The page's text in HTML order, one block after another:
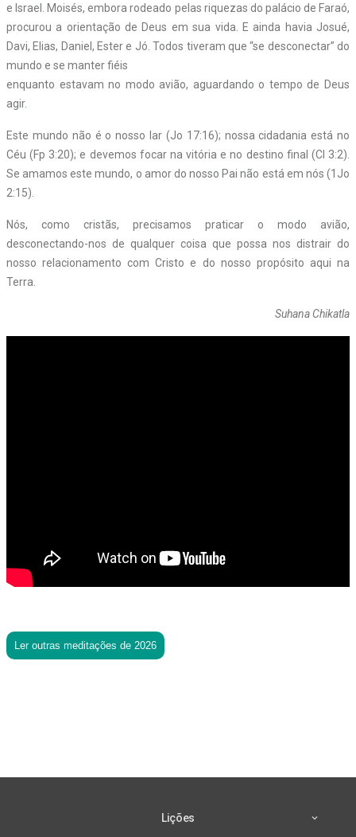
e Israel. Moisés, embora rodeado pelas riquezas do palácio de Faraó,
procurou a orientação de Deus em sua vida. E ainda havia Josué,
Davi, Elias, Daniel, Ester e Jó. Todos tiveram que “se desconectar” do
mundo e se manter fiéis
enquanto estavam no modo avião, aguardando o tempo de Deus
agir.
Este mundo não é o nosso lar (Jo 17:16); nossa cidadania está no
Céu (Fp 3:20); e devemos focar na vitória e no destino final (Cl 3:2).
Se amamos este mundo, o amor do nosso Pai não está em nós (1Jo
2:15).
Nós, como cristãs, precisamos praticar o modo avião,
desconectando-nos de qualquer coisa que possa nos distrair do
nosso relacionamento com Cristo e do nosso propósito aqui na
Terra.
Suhana Chikatla
Ler outras meditações de 2026
Lições